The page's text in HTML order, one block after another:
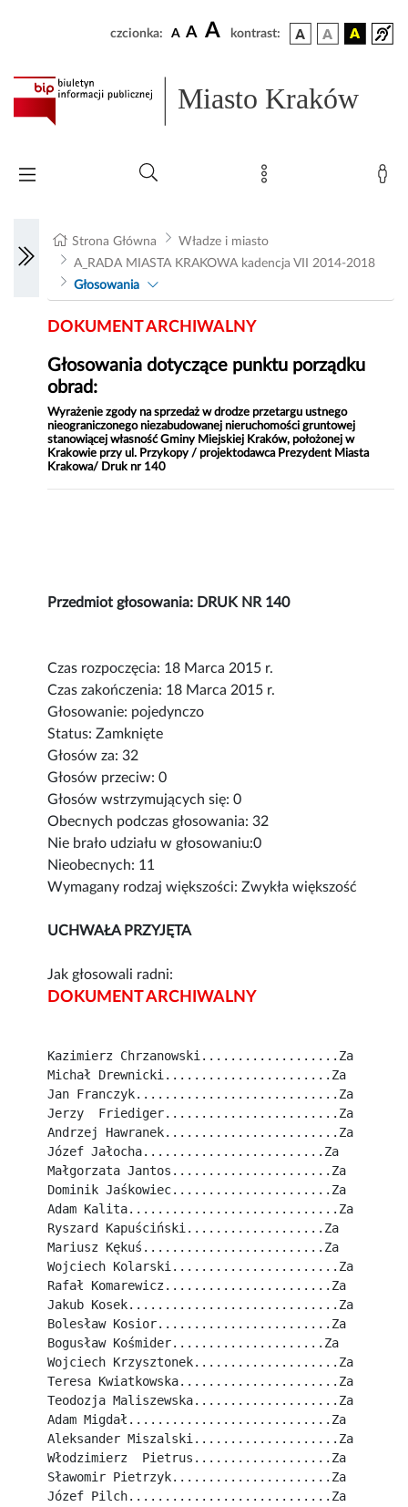
czcionka: A A A kontrast:
Miasto Kraków
Strona Główna
Władze i miasto
A_RADA MIASTA KRAKOWA kadencja VII 2014-2018
Głosowania
DOKUMENT ARCHIWALNY
Głosowania dotyczące punktu porządku
obrad:
Wyrażenie zgody na sprzedaż w drodze przetargu ustnego
nieograniczonego niezabudowanej nieruchomości gruntowej
stanowiącej własność Gminy Miejskiej Kraków, położonej w
Krakowie przy ul. Przykopy / projektodawca Prezydent Miasta
Krakowa/ Druk nr 140
Przedmiot głosowania: DRUK NR 140
Czas rozpoczęcia: 18 Marca 2015 r.
Czas zakończenia: 18 Marca 2015 r.
Głosowanie: pojedynczo
Status: Zamknięte
Głosów za: 32
Głosów przeciw: 0
Głosów wstrzymujących się: 0
Obecnych podczas głosowania: 32
Nie brało udziału w głosowaniu:0
Nieobecnych: 11
Wymagany rodzaj większości: Zwykła większość
UCHWAŁA PRZYJĘTA
Jak głosowali radni:
DOKUMENT ARCHIWALNY
Kazimierz Chrzanowski...................Za
Michał Drewnicki.......................Za
Jan Franczyk............................Za
Jerzy  Friediger........................Za
Andrzej Hawranek........................Za
Józef Jałocha.........................Za
Małgorzata Jantos......................Za
Dominik Jaśkowiec......................Za
Adam Kalita.............................Za
Ryszard Kapuściński...................Za
Mariusz Kękuś.........................Za
Wojciech Kolarski.......................Za
Rafał Komarewicz.......................Za
Jakub Kosek.............................Za
Bolesław Kosior........................Za
Bogusław Kośmider.....................Za
Wojciech Krzysztonek....................Za
Teresa Kwiatkowska......................Za
Teodozja Maliszewska....................Za
Adam Migdał............................Za
Aleksander Miszalski....................Za
Włodzimierz  Pietrus...................Za
Sławomir Pietrzyk......................Za
Józef Pilch............................Za